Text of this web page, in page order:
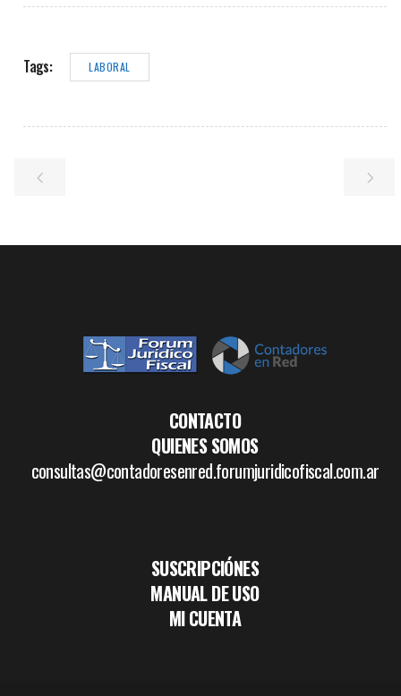
Tags: LABORAL
CONTACTO
QUIENES SOMOS
consultas@contadoresenred.forumjuridicofiscal.com.ar
SUSCRIPCIÓNES
MANUAL DE USO
MI CUENTA